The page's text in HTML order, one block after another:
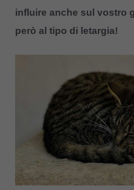
influire anche sul vostro
però al tipo di letargia!